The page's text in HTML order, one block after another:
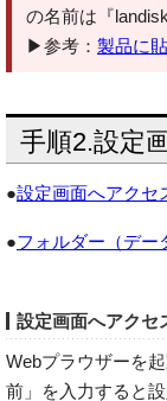
の名前は『
▶参考： 製品に
手順2.設定
●設定画面へアクセ
●フォルダー（デー
設定画面へアクセ
Webプラウザーを
前」を入力すると